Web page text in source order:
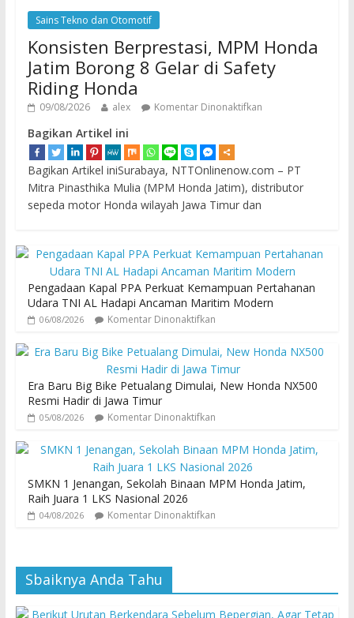
Sains Tekno dan Otomotif
Konsisten Berprestasi, MPM Honda
Jatim Borong 8 Gelar di Safety
Riding Honda
09/08/2026 alex Komentar Dinonaktifkan
Bagikan Artikel ini
Bagikan Artikel iniSurabaya, NTTOnlinenow.com – PT
Mitra Pinasthika Mulia (MPM Honda Jatim), distributor
sepeda motor Honda wilayah Jawa Timur dan
Pengadaan Kapal PPA Perkuat Kemampuan Pertahanan
Udara TNI AL Hadapi Ancaman Maritim Modern
06/08/2026 Komentar Dinonaktifkan
Era Baru Big Bike Petualang Dimulai, New Honda NX500
Resmi Hadir di Jawa Timur
05/08/2026 Komentar Dinonaktifkan
SMKN 1 Jenangan, Sekolah Binaan MPM Honda Jatim,
Raih Juara 1 LKS Nasional 2026
04/08/2026 Komentar Dinonaktifkan
Sbaiknya Anda Tahu